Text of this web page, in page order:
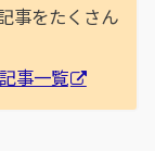
事をたくさん
事一覧